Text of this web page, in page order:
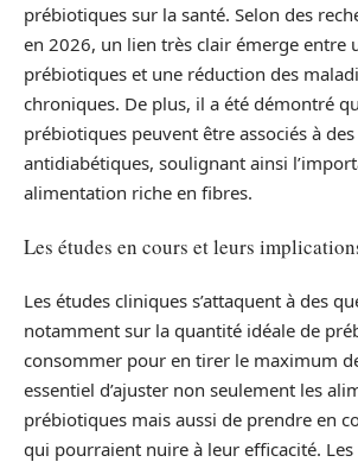
prébiotiques sur la santé. Selon des
en 2026, un lien très clair émerge entre
prébiotiques et une réduction des
chroniques. De plus, il a été démontré
prébiotiques peuvent être associés à
antidiabétiques, soulignant ainsi
alimentation riche en fibres.
Les études en cours et leurs
Les études cliniques s’attaquent à des
notamment sur la quantité idéale de
consommer pour en tirer le maximum
essentiel d’ajuster non seulement les
prébiotiques mais aussi de prendre en
qui pourraient nuire à leur efficacité.